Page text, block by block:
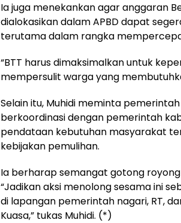
Ia juga menekankan agar anggaran
dialokasikan dalam APBD dapat
terutama dalam rangka
“BTT harus dimaksimalkan untuk
mempersulit warga yang
Selain itu, Muhidi meminta
berkoordinasi dengan pemerintah
pendataan kebutuhan masyarakat
kebijakan pemulihan.
Ia berharap semangat gotong
“Jadikan aksi menolong sesama ini
di lapangan pemerintah nagari, RT,
Kuasa,” tukas Muhidi. (*)